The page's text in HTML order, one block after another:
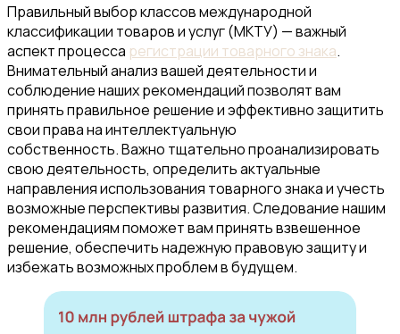
Правильный выбор классов международной
классификации товаров и услуг (МКТУ) — важный
аспект процесса регистрации товарного знака.
Внимательный анализ вашей деятельности и
соблюдение наших рекомендаций позволят вам
принять правильное решение и эффективно защитить
свои права на интеллектуальную
собственность. Важно тщательно проанализировать
свою деятельность, определить актуальные
направления использования товарного знака и учесть
возможные перспективы развития. Следование нашим
рекомендациям поможет вам принять взвешенное
решение, обеспечить надежную правовую защиту и
избежать возможных проблем в будущем.